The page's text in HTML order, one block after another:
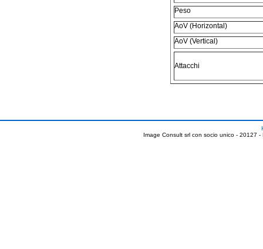
Peso
AoV (Horizontal)
AoV (Vertical)
Attacchi
Image Consult srl con socio unico - 20127